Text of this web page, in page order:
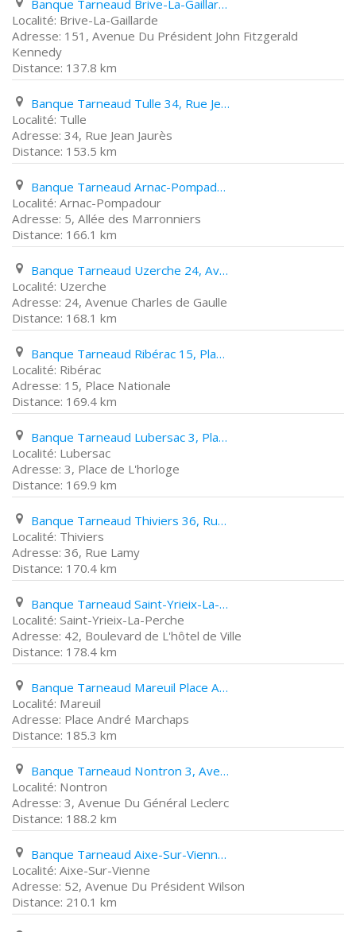
Banque Tarneaud Brive-La-Gaillarde 151, Avenue Du Président John Fitzgerald Kennedy
Brive-La-Gaillarde
151, Avenue Du Président John Fitzgerald
Kennedy
137.8 km
Banque Tarneaud Tulle 34, Rue Jean Jaurès
Tulle
34, Rue Jean Jaurès
153.5 km
Banque Tarneaud Arnac-Pompadour 5, Allée des Marronniers
Arnac-Pompadour
5, Allée des Marronniers
166.1 km
Banque Tarneaud Uzerche 24, Avenue Charles de Gaulle
Uzerche
24, Avenue Charles de Gaulle
168.1 km
Banque Tarneaud Ribérac 15, Place Nationale
Ribérac
15, Place Nationale
169.4 km
Banque Tarneaud Lubersac 3, Place de L'horloge
Lubersac
3, Place de L'horloge
169.9 km
Banque Tarneaud Thiviers 36, Rue Lamy
Thiviers
36, Rue Lamy
170.4 km
Banque Tarneaud Saint-Yrieix-La-Perche 42, Boulevard de L'hôtel de Ville
Saint-Yrieix-La-Perche
42, Boulevard de L'hôtel de Ville
178.4 km
Banque Tarneaud Mareuil Place André Marchaps
Mareuil
Place André Marchaps
185.3 km
Banque Tarneaud Nontron 3, Avenue Du Général Leclerc
Nontron
3, Avenue Du Général Leclerc
188.2 km
Banque Tarneaud Aixe-Sur-Vienne 52, Avenue Du Président Wilson
Aixe-Sur-Vienne
52, Avenue Du Président Wilson
210.1 km